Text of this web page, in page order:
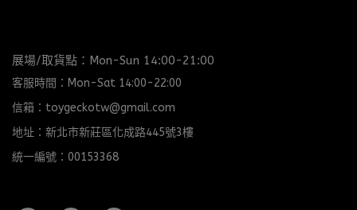
展場/取貨點：Mon-Sun 14:00-21:00
客服時間：Mon-Sat 14:00-22:00
信箱：toygeckotw@gmail.com
地址：新北市新莊區化成路445號3樓
統一編號：00153368